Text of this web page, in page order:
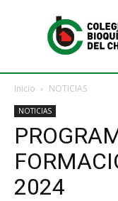
Inicio NOTICIAS
NOTICIAS
2024